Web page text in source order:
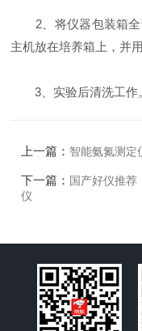
2、将仪器包装箱全
主机放在培养箱上，并
3、实验后清洗工作
上一篇： 智能氨氮测定
下一篇： 国产好仪推荐
仪